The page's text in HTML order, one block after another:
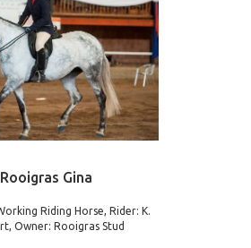
Rooigras Gina
Riding Horse, Rider: K.
Owner: Rooigras Stud